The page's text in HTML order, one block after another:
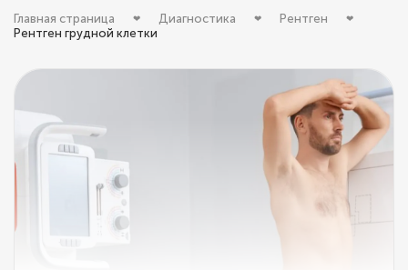
Главная страница Диагностика
Рентген
Рентген грудной клетки